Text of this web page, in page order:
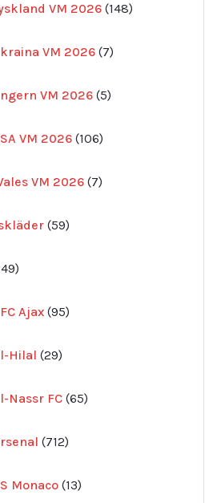
VM 2026 148
produkter
VM 2026 7
produkter
VM 2026 5
produkter
VM 2026 106
produkter
VM 2026 7
produkter
59
produkter
produkter
Ajax 95
produkter
Hilal 29
produkter
Nassr FC 65
produkter
712
produkter
Monaco 13
produkter